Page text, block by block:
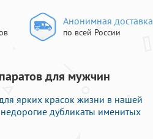
Анонимная доставка
по всей России
для мужчин
ярких красок жизни в нашей
дубликаты именитых